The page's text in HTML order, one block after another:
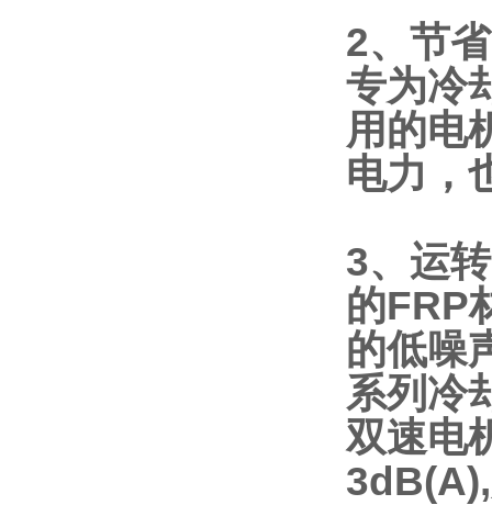
2、节
专为冷
用的电
电力
3、运
的FRP
的低噪
系列冷
双速电